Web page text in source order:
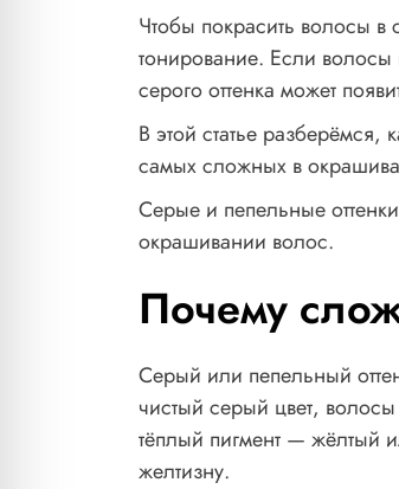
Чтобы покрасить волосы в
тонирование. Если волосы
серого оттенка может
В этой статье разберёмся,
самых сложных в
Серые и пепельные
окрашивании волос.
Почему
Серый или пепельный
чистый серый цвет,
тёплый пигмент — жёлтый
желтизну.